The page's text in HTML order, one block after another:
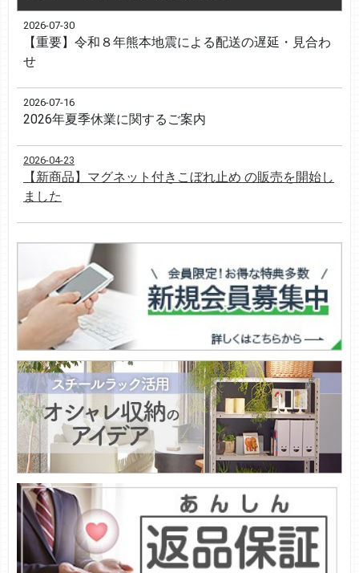
2026-07-30
【重要】令和８年熊本地震による配送の遅延・見合わ
せ
2026-07-16
2026年夏季休業に関するご案内
2026-04-23
【新商品】マグネット付きこぼれ止め の販売を開始し
ました